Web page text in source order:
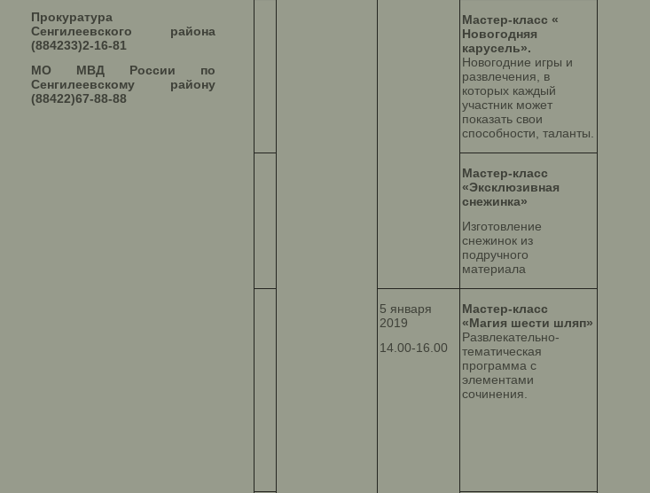
Прокуратура
Сенгилеевского района
(884233)2-16-81
МО МВД России по
Сенгилеевскому району
(88422)67-88-88
Мастер-класс «
Новогодняя
карусель».
Новогодние игры и
развлечения, в
которых каждый
участник может
показать свои
способности, таланты.
Мастер-класс
«Эксклюзивная
снежинка»
Изготовление
снежинок из
подручного
материала
5 января
2019
14.00-16.00
Мастер-класс
«Магия шести шляп»
Развлекательно-
тематическая
программа с
элементами
сочинения.